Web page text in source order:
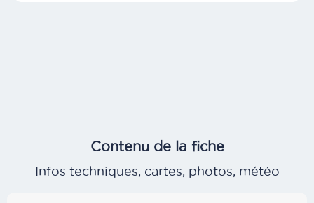
Contenu de la fiche
Infos techniques, cartes, photos, météo